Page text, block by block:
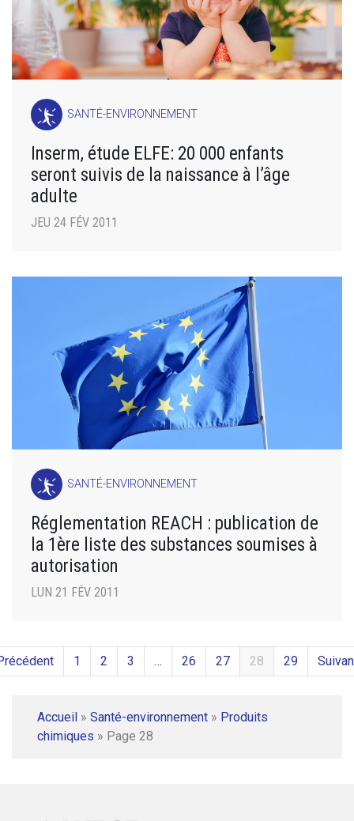
SANTÉ-ENVIRONNEMENT
Inserm, étude ELFE: 20 000 enfants
seront suivis de la naissance à l’âge
adulte
JEU 24 FÉV 2011
SANTÉ-ENVIRONNEMENT
Réglementation REACH : publication de
la 1ère liste des substances soumises à
autorisation
LUN 21 FÉV 2011
1 2 3 … 26 27 28 29
Accueil » Santé-environnement » Produits
chimiques » Page 28